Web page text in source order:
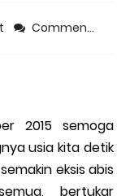
Comment
2015 semoga
usia kita detik
eksis abis
bertukar